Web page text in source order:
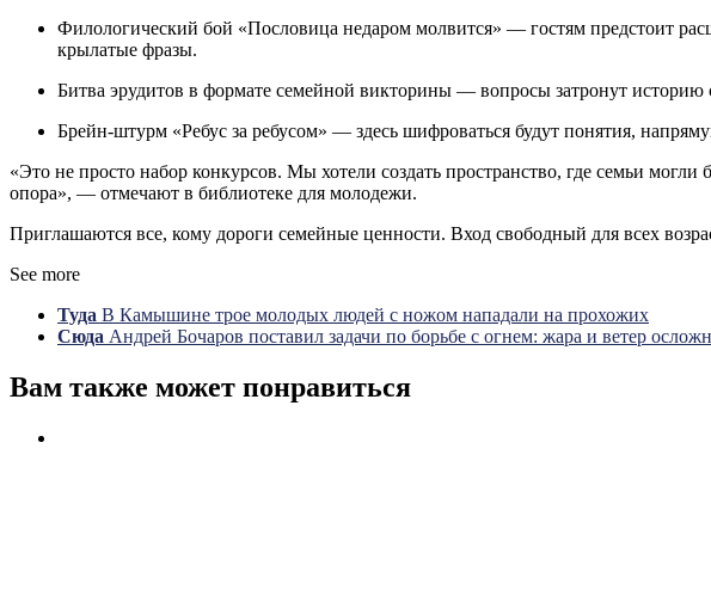
Филологический бой «Пословица недаром молвится» — гостям предстоит
крылатые фразы.
Битва эрудитов в формате семейной викторины — вопросы затронут
Брейн-штурм «Ребус за ребусом» — здесь шифроваться будут понятия,
«Это не просто набор конкурсов. Мы хотели создать пространство, где семьи
опора», — отмечают в библиотеке для молодежи.
Приглашаются все, кому дороги семейные ценности. Вход свободный для всех
See more
Туда В Камышине трое молодых людей с ножом нападали на прохожих
Сюда Андрей Бочаров поставил задачи по борьбе с огнем: жара и ветер
Вам также может понравиться